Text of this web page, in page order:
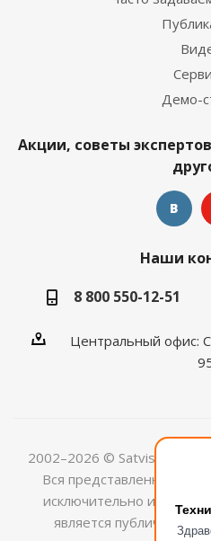
Демо-
Акции, советы
Наши
8 800 550-12-51
Центральный офис:
2002–2026 © Satvision —
Вся представленная на
исключительно
является публичной